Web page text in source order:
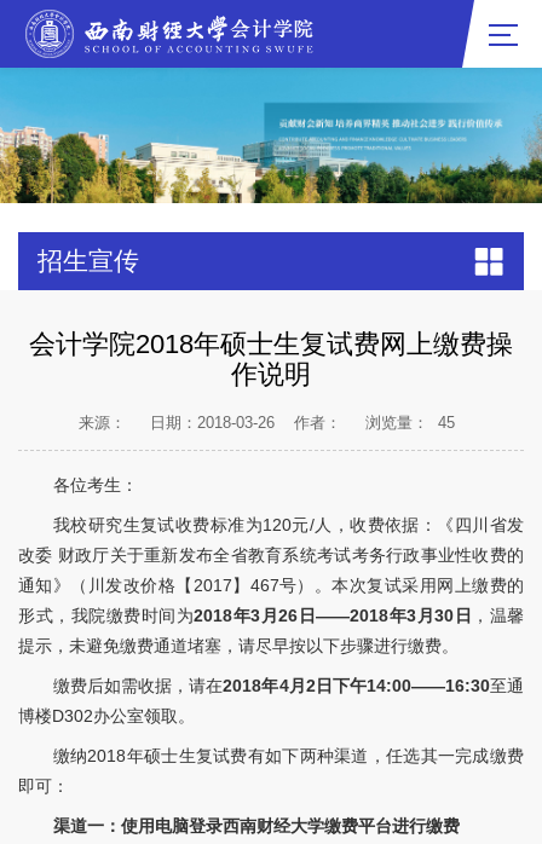
招生宣传
会计学院2018年硕士生复试费网上缴费操
作说明
来源： 日期：2018-03-26 作者： 浏览量： 45
各位考生：
我校研究生复试收费标准为120元/人，收费依据：《四川省发
改委 财政厅关于重新发布全省教育系统考试考务行政事业性收费的
通知》（川发改价格【2017】467号）。本次复试采用网上缴费的
形式，我院缴费时间为2018年3 月 26 日——2018年3 月 30 日 ，温馨
提示，未避免缴费通道堵塞，请尽早按以下步骤进行缴费。
缴费后如需收据，请在2018年4月 2日下午14:00——16:30至通
博楼D302办公室领取。
缴纳2018年硕士生复试费有如下两种渠道，任选其一完成缴费
即可：
渠道一：使用电脑登录西南财经大学缴费平台进行缴费